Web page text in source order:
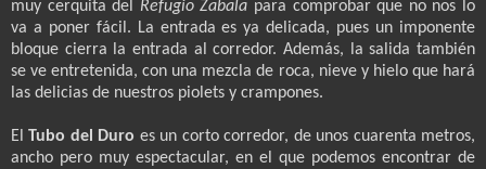
muy cerquita del Refugio Zabala para comprobar que no nos lo
va a poner fácil. La entrada es ya delicada, pues un imponente
bloque cierra la entrada al corredor. Además, la salida también
se ve entretenida, con una mezcla de roca, nieve y hielo que hará
las delicias de nuestros piolets y crampones.
ElTubo del Duro es un corto corredor, de unos cuarenta metros,
ancho pero muy espectacular, en el que podemos encontrar de